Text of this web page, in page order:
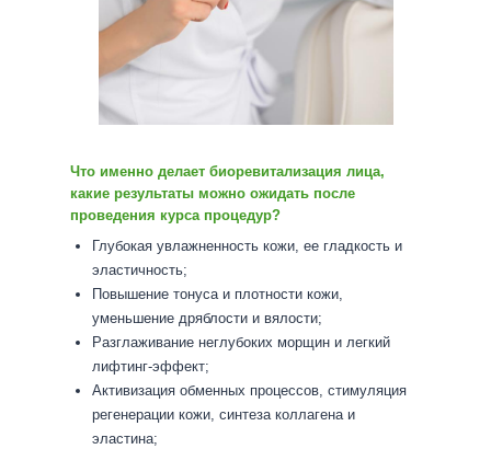
Что именно делает биоревитализация лица,
какие результаты можно ожидать после
проведения курса процедур?
Глубокая увлажненность кожи, ее гладкость и
эластичность;
Повышение тонуса и плотности кожи,
уменьшение дряблости и вялости;
Разглаживание неглубоких морщин и легкий
лифтинг-эффект;
Активизация обменных процессов, стимуляция
регенерации кожи, синтеза коллагена и
эластина;